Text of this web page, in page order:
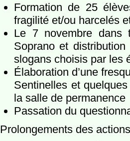
Formation de 25
fragilité et/ou harcelés
Le 7 novembre dans
Soprano et
slogans choisis par les
Élaboration d’une
Sentinelles et
la salle de permanence
Passation du
Prolongements des